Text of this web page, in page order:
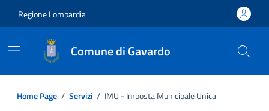
Regione Lombardia
Comune di Gavardo
Home Page / Servizi / IMU - Imposta Municipale Unica